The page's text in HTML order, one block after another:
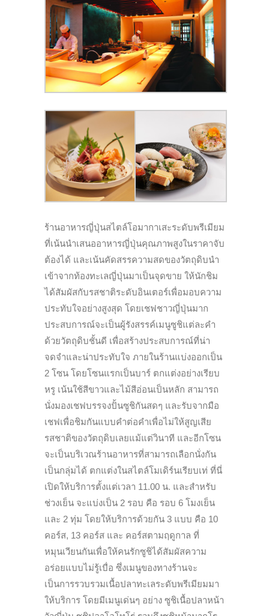
ร้านอาหารญี่ปุ่นสไตล์โอมากาเสะระดับพรีเมียม
ที่เน้นนำเสนออาหารญี่ปุ่นคุณภาพสูงในราคาจับ
ต้องได้ และเน้นคัดสรรความสดของวัตถุดิบนำ
เข้าจากท้องทะเลญี่ปุ่นมาเป็นจุดขาย ให้นักชิม
ได้สัมผัสกับรสชาติระดับอินเตอร์เพื่อมอบความ
ประทับใจอย่างสูงสุด โดยเชฟชาวญี่ปุ่นมาก
ประสบการณ์จะเป็นผู้รังสรรค์เมนูซูชิแต่ละคำ
ด้วยวัตถุดิบชั้นดี เพื่อสร้างประสบการณ์ที่น่า
จดจำและน่าประทับใจ ภายในร้านแบ่งออกเป็น
2 โซน โดยโซนแรกเป็นบาร์ ตกแต่งอย่างเรียบ
หรู เน้นใช้สีขาวและไม้สีอ่อนเป็นหลัก สามารถ
นั่งมองเชฟบรรจงปั้นซูชิกันสดๆ และรับจากมือ
เชฟเพื่อชิมกันแบบคำต่อคำเพื่อไม่ให้สูญเสีย
รสชาติของวัตถุดิบเลยแม้แต่วินาที และอีกโซน
จะเป็นบริเวณร้านอาหารที่สามารถเลือกนั่งกัน
เป็นกลุ่มได้ ตกแต่งในสไตล์โมเดิร์นเรียบเท่ ที่นี่
เปิดให้บริการตั้งแต่เวลา 11.00 น. และสำหรับ
ช่วงเย็น จะแบ่งเป็น 2 รอบ คือ รอบ 6 โมงเย็น
และ 2 ทุ่ม โดยให้บริการด้วยกัน 3 แบบ คือ 10
คอร์ส, 13 คอร์ส และ คอร์สตามฤดูกาล ที่
หมุนเวียนกันเพื่อให้คนรักซูชิได้สัมผัสความ
อร่อยแบบไม่รู้เบื่อ ซึ่งเมนูของทางร้านจะ
เป็นการรวบรวมเนื้อปลาทะเลระดับพรีเมียมมา
ให้บริการ โดยมีเมนูเด่นๆ อย่าง ซูชิเนื้อปลาหน้า